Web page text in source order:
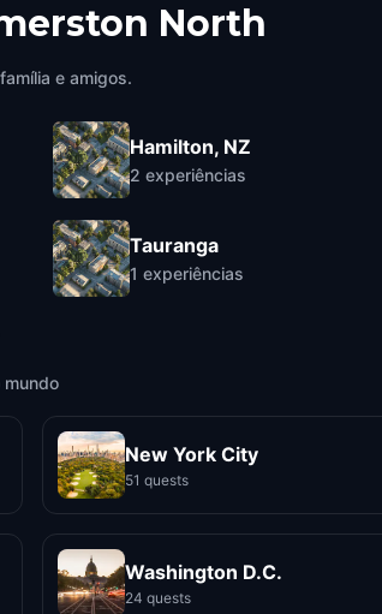
North
e amigos.
Hamilton, NZ
2 experiências
Tauranga
1 experiências
New York City
51 quests
Washington D.C.
24 quests